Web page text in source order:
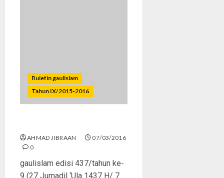
Buletin gaulislam
Tahun IX/2015-2016
AHMAD JIBRAAN
07/03/2016
0
gaulislam edisi 437/tahun ke-
9 (27 Jumadil ‘Ula 1437 H/ 7